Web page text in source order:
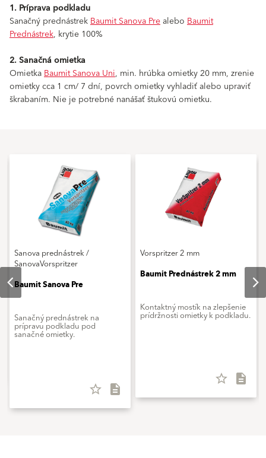
1. Príprava podkladu
Sanačný prednástrekBaumit Sanova Prealebo Baumit
Prednástrek, krytie 100%
2. Sanačná omietka
OmietkaBaumit Sanova Uni, min. hrúbka omietky 20 mm, zrenie
omietky cca 1 cm/ 7 dní, povrch omietky vyhladiť alebo upraviť
škrabaním. Nie je potrebné nanášať štukovú omietku.
Sanova prednástrek /
SanovaVorspritzer
Baumit Sanova Pre
Sanačný prednástrek na
prípravu podkladu pod
sanačné omietky.
star_border description
Vorspritzer 2 mm
Baumit Prednástrek 2 mm
Kontaktný mostík na zlepšenie
prídržnosti omietky k podkladu.
star_border description